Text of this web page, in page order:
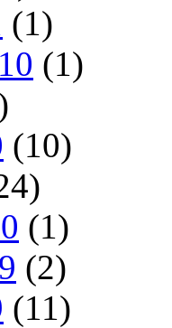
(1)
(1)
(10)
(1)
(2)
(11)